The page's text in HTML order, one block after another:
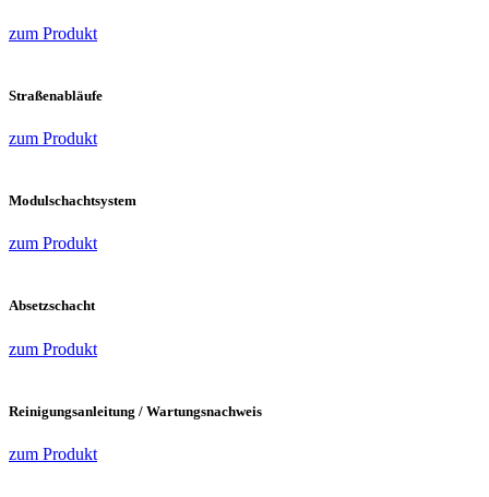
zum Produkt
Straßenabläufe
zum Produkt
Modulschachtsystem
zum Produkt
Absetzschacht
zum Produkt
Reinigungsanleitung / Wartungsnachweis
zum Produkt